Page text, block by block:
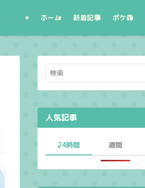
ホーム 新着記事 ポケ森
人気記事
24時間 週間